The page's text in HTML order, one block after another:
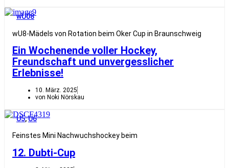
wU08
wU8-Mädels von Rotation beim Oker Cup in Braunschweig
Ein Wochenende voller Hockey,
Freundschaft und unvergesslicher
Erlebnisse!
10. März. 2025
von Noki Nörskau
U5,U6
Feinstes Mini Nachwuchshockey beim
12. Dubti-Cup